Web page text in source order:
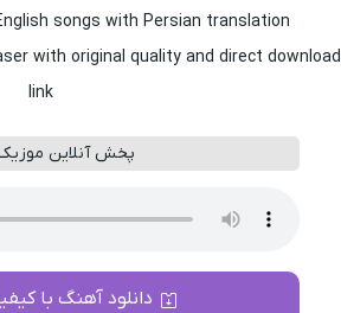
songs with Persian translation
with original quality and direct download
link
پخش آنلاین
دانلود آهنگ با کیفیت